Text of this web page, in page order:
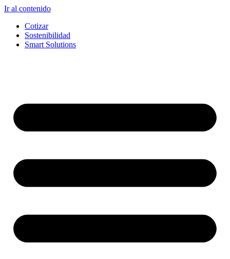
Ir al contenido
Cotizar
Sostenibilidad
Smart Solutions